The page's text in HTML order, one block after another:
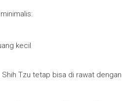
kecil
Shih Tzu tetap bisa di rawat dengan